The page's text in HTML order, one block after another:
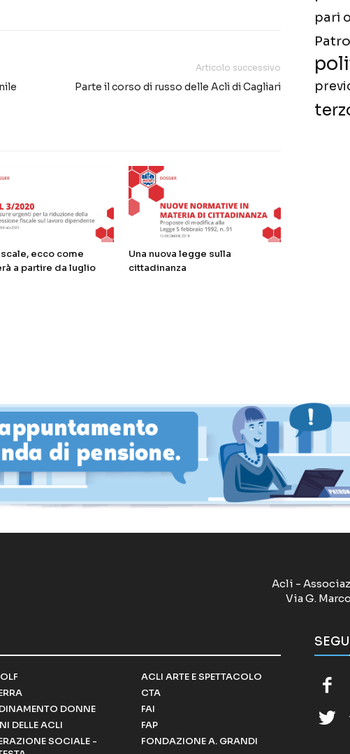
Articolo successivo
Parte il corso di russo delle Acli di Cagliari
ecco come
a partire da luglio
Una nuova legge sulla
cittadinanza
pari
Acli -
Via G.
DONNE
DELLE ACLI
SOCIALE -
ACLI ARTE E SPETTACOLO
CTA
FAI
FAP
FONDAZIONE A. GRANDI